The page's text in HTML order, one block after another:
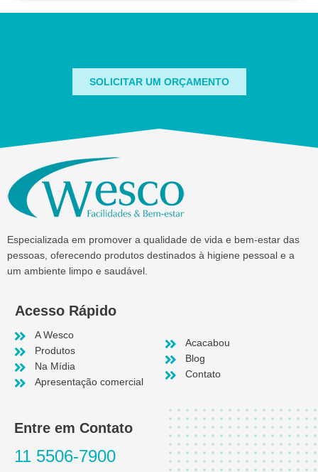
SOLICITAR UM ORÇAMENTO
Especializada em promover a qualidade de vida e bem-estar das
pessoas, oferecendo produtos destinados à higiene pessoal e a
um ambiente limpo e saudável.
Acesso Rápido
A Wesco
Produtos
Na Mídia
Apresentação comercial
Acacabou
Blog
Contato
Entre em Contato
11 5506-7900